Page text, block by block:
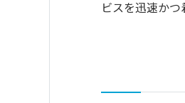
ビスを迅速かつ